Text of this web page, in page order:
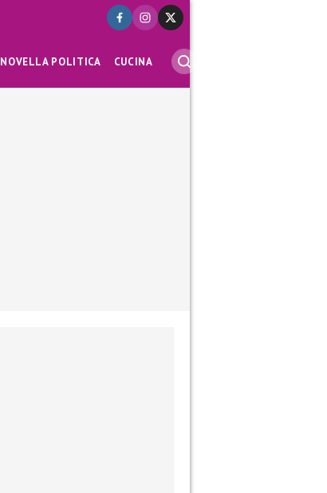
NOVELLA POLITICA CUCINA